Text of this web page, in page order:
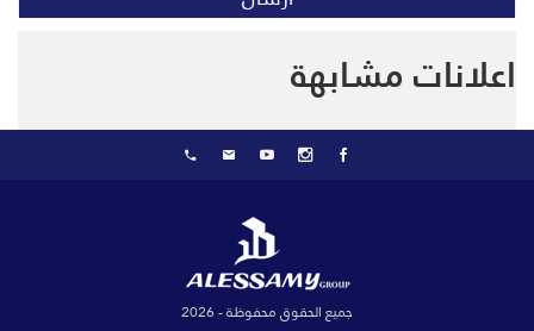
اعلانات مشابهة
جميع الحقوق محفوظة - 2026